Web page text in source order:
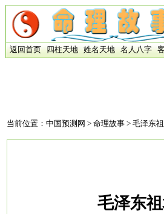
返回首页 四柱天地 姓名天地 名人八字
当前位置： 中国预测网 > 命理故事 > 毛泽东
毛泽东